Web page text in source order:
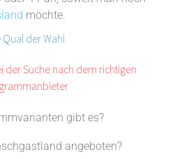
möchte.
Qual der Wahl
der Suche nach dem richtigen
gibt es?
angeboten?